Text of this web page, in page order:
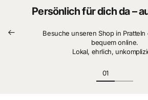
Persönlich für dich da –
Besuche unseren Shop in Pratteln
bequem online.
Lokal, ehrlich,